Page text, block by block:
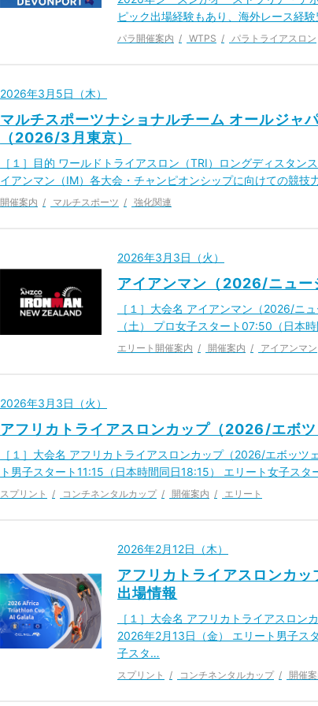
ピック出場経験もあり、海外レース経
パラ開催案内 WTPS パラトライアスロン
2026年3月5日（木）
マルチスポーツナショナルチーム オールジャ
（2026/3月東京）
［１］目的 ワールドトライアスロン（TRI）ロングディスタン
イアンマン（IM）各大会・チャンピオンシップに向けての競
開催案内 マルチスポーツ 強化関連
2026年3月3日（火）
アイアンマン（2026/ニュー
［１］大会名 アイアンマン（2026/ニ
（土） プロ女子スタート07:50（日本
エリート開催案内 開催案内 アイアンマン
2026年3月3日（火）
アフリカトライアスロンカップ（2026/エボ
［１］大会名 アフリカトライアスロンカップ（2026/エボッ
ト男子スタート11:15（日本時間同日18:15） エリート女子スタ
スプリント コンチネンタルカップ 開催案内 エリート
2026年2月12日（木）
アフリカトライアスロンカ
出場情報
［１］大会名 アフリカトライアスロ
2026年2月13日（金） エリート男子ス
子スタ…
スプリント コンチネンタルカップ 開催